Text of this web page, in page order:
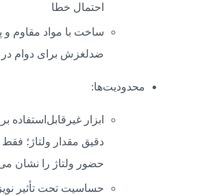
احتمال خطا
ساخت با مواد مقاوم
ضدلغزش برای دوام
محدودیت‌ها:
ابزار غیرقابل‌استفاده
دقیق مقدار ولتاژ؛
حضور ولتاژ را نشان
حساسیت تحت تأثیر نویز